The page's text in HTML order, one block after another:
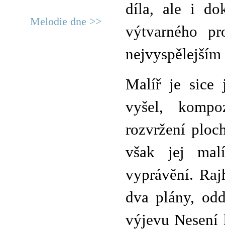
Melodie dne >>
díla, ale i
výtvarného
Malíř je sice
vyšel,
rozvržení
však jej
vyprávění.
dva plány,
výjevu Nesení